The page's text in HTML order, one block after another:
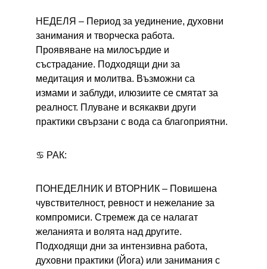
НЕДЕЛЯ – Период за уединение, духовни
занимания и творческа работа.
Проявяване на милосърдие и
състрадание. Подходящи дни за
медитация и молитва. Възможни са
измами и заблуди, илюзиите се смятат за
реалност. Плуване и всякакви други
практики свързани с вода са благоприятни.
♋ РАК:
ПОНЕДЕЛНИК И ВТОРНИК – Повишена
чувствителност, ревност и нежелание за
компромиси. Стремеж да се налагат
желанията и волята над другите.
Подходящи дни за интензивна работа,
духовни практики (Йога) или занимания с